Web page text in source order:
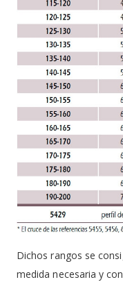
Dichos rangos se
medida necesaria y